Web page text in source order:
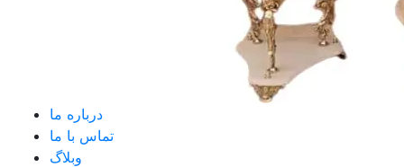
درباره ما
تماس با ما
وبلاگ